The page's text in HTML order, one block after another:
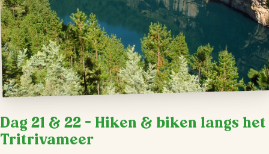
Dag 21 & 22 – Hiken & biken langs het
Tritrivameer